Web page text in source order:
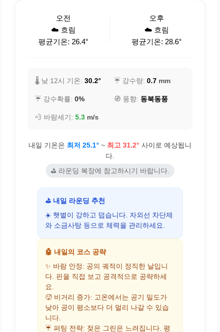
오전
☁️ 흐림
평균기온: 26.4°
오후
☁️ 흐림
평균기온: 28.6°
🌡️ 낮 12시 기온: 30.2° ☔ 강수량: 0.7 mm
☔ 강수확률: 0% 🧭 풍향: 동북동풍
💨 바람세기: 5.3 m/s
내일 기온은 최저 25.1° ~ 최고 31.2° 사이로 예상됩니
다.
⛳ 라운딩 복장에 참고하시기 바랍니다.
⛳ 내일 라운딩 추천
☀️ 햇볕이 강하고 덥습니다. 자외선 차단제
와 소금사탕 등으로 체력을 관리하세요.
🤖 내일의 코스 공략
✨ 바람 안정: 공의 궤적이 정직한 날입니
다. 핀을 직접 보고 공격적으로 공략하세
요.
🥵 비거리 증가: 고온에서는 공기 밀도가
낮아 공이 평소보다 더 멀리 나갈 수 있습
니다.
☔ 퍼팅 전략: 젖은 그린은 느려집니다. 평